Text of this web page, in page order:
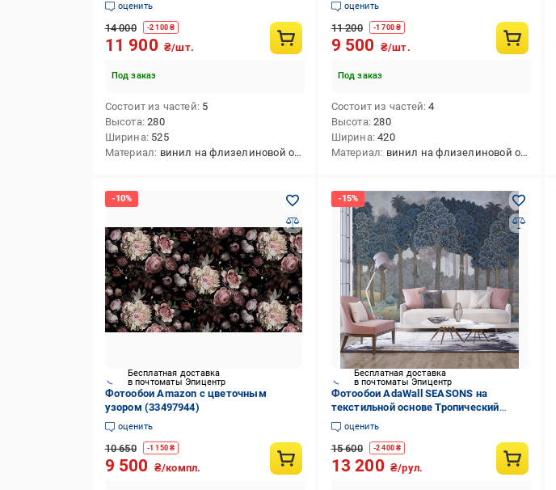
оценить
14 000 -2 100₴
11 900 ₴/шт.
Под заказ
Состоит из частей 5
Высота 280
Ширина 525
Материал винил на флизелиновой основе
оценить
11 200 -1 700 ₴
9 500 ₴/шт.
Под заказ
Состоит из частей 4
Высота 280
Ширина 420
Материал винил на флизелиновой основе
Бесплатная доставка
в почтоматы Эпицентр
Фотообои Amazon с цветочным
узором (33497944)
оценить
10 650 -1 150₴
9 500 ₴/компл.
Бесплатная доставка
в почтоматы Эпицентр
Фотообои AdaWall SEASONS на
текстильной основе Тропический
дизайн фрески (SE306-2)
оценить
15 600 -2 400 ₴
13 200 ₴/рул.